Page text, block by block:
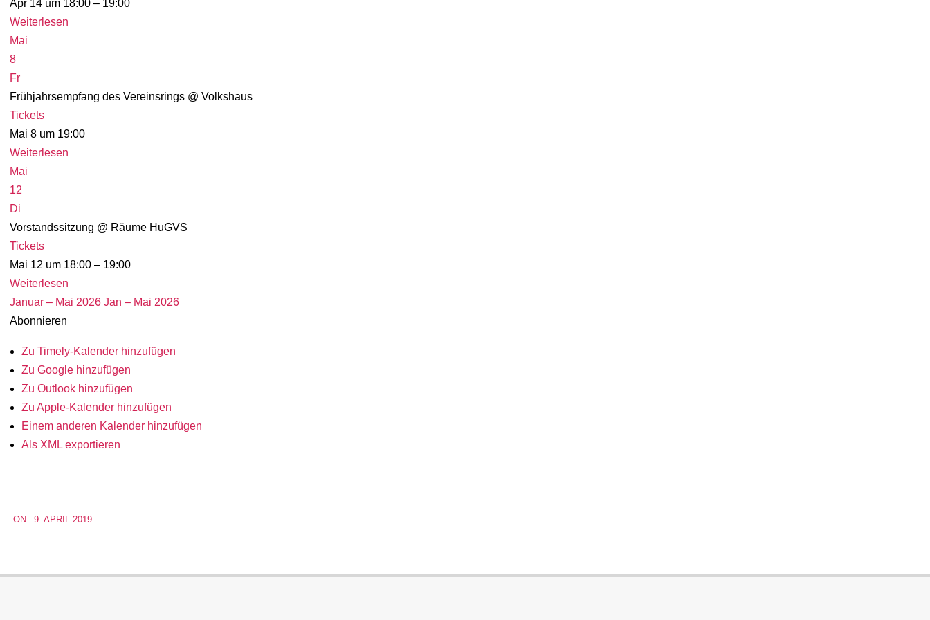
Apr 14 um 18:00 – 19:00
Weiterlesen
Mai
8
Fr
Frühjahrsempfang des Vereinsrings @ Volkshaus
Tickets
Mai 8 um 19:00
Weiterlesen
Mai
12
Di
Vorstandssitzung @ Räume HuGVS
Tickets
Mai 12 um 18:00 – 19:00
Weiterlesen
Januar – Mai 2026 Jan – Mai 2026
Abonnieren
Zu Timely-Kalender hinzufügen
Zu Google hinzufügen
Zu Outlook hinzufügen
Zu Apple-Kalender hinzufügen
Einem anderen Kalender hinzufügen
Als XML exportieren
04-
09
ON: 9. APRIL 2019